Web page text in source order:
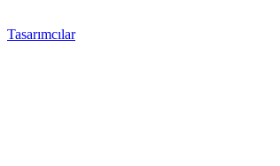
Tasarımcılar